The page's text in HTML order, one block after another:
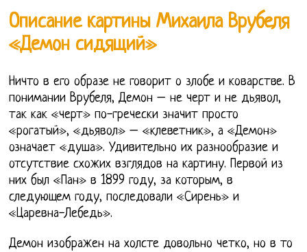
Описание картины Михаила Врубеля
«Демон сидящий»
Ничто в его образе не говорит о злобе и коварстве. В
понимании Врубеля, Демон – не черт и не дьявол,
так как «черт» по-гречески значит просто
«рогатый», «дьявол» – «клеветник», а «Демон»
означает «душа». Удивительно их разнообразие и
отсутствие схожих взглядов на картину. Первой из
них был «Пан» в 1899 году, за которым, в
следующем году, последовали «Сирень» и
«Царевна-Лебедь».
Демон изображен на холсте довольно четко, но в то